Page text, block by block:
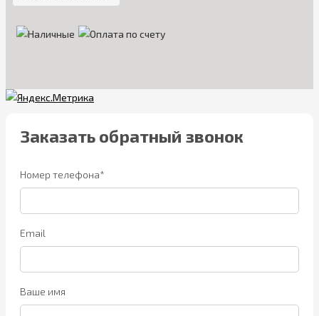
Заказать обратный звонок
Номер телефона*
Email
Ваше имя